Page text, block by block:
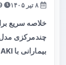
9 دقیقه
خلاصه سریع
چندمرکزی مدل
بیمارانی با SA-AKI که CRRT دریافت…